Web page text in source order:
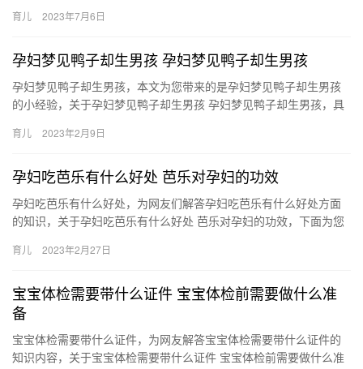
的…
育儿 2023年7月6日
孕妇梦见鸭子却生男孩 孕妇梦见鸭子却生男孩
孕妇梦见鸭子却生男孩，本文为您带来的是孕妇梦见鸭子却生男孩
的小经验，关于孕妇梦见鸭子却生男孩 孕妇梦见鸭子却生男孩，具
孕…
育儿 2023年2月9日
孕妇吃芭乐有什么好处 芭乐对孕妇的功效
孕妇吃芭乐有什么好处，为网友们解答孕妇吃芭乐有什么好处方面
的知识，关于孕妇吃芭乐有什么好处 芭乐对孕妇的功效，下面为您
孕…
育儿 2023年2月27日
宝宝体检需要带什么证件 宝宝体检前需要做什么准
备
宝宝体检需要带什么证件，为网友解答宝宝体检需要带什么证件的
知识内容，关于宝宝体检需要带什么证件 宝宝体检前需要做什么准